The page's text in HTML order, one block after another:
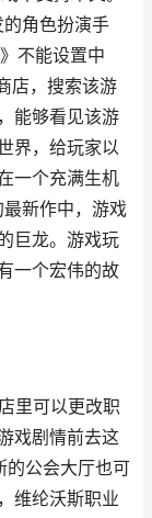
的角色扮演手
不能设置中
店，搜索该游
能够看见该游
界，给玩家以
一个充满生机
新作中，游戏
巨龙。游戏玩
一个宏伟的故
里可以更改职
戏剧情前去这
的公会大厅也可
维纶沃斯职业